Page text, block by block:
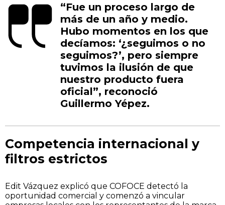
“Fue un proceso largo de
más de un año y medio.
Hubo momentos en los que
decíamos: ‘¿seguimos o no
seguimos?’, pero siempre
tuvimos la ilusión de que
nuestro producto fuera
oficial”, reconoció
Guillermo Yépez.
Competencia internacional y
filtros estrictos
Edit Vázquez explicó que COFOCE detectó la
oportunidad comercial y comenzó a vincular